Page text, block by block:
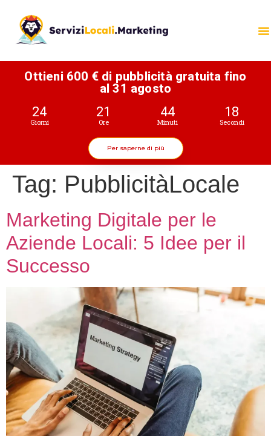
Ottieni 600 € di pubblicità gratuita fino
al 31 agosto
24
Giorni
21
Ore
44
Minuti
18
Secondi
Per saperne di più
Tag: PubblicitàLocale
Marketing Digitale per le
Aziende Locali: 5 Idee per il
Successo